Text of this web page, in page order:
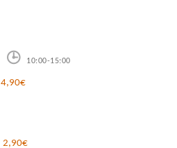
10:00-15:00
4,90€
2,90€